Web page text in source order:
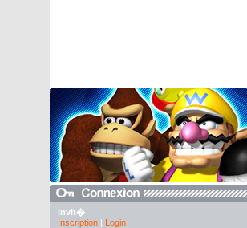
Invit�
Inscription| Login